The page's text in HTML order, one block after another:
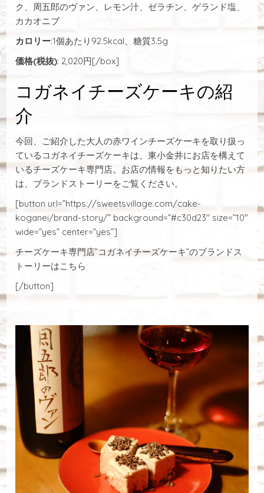
ク、周五郎のヴァン、レモン汁、ゼラチン、ゲランド塩、
カカオニブ
カロリー:1個あたり92.5kcal、糖質3.5g
価格(税抜): 2,020円[/box]
コガネイチーズケーキの紹
介
今回、ご紹介した大人の赤ワインチーズケーキを取り扱っ
ているコガネイチーズケーキは、東小金井にお店を構えて
いるチーズケーキ専門店。お店の情報をもっと知りたい方
は、ブランドストーリーをご覧ください。
[button url=”https://sweetsvillage.com/cake-
koganei/brand-story/” background=”#c30d23″ size=”10″
wide=”yes” center=”yes”]
チーズケーキ専門店”コガネイチーズケーキ”のブランドス
トーリーはこちら
[/button]